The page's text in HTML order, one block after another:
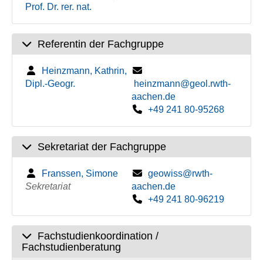
Prof. Dr. rer. nat.
Referentin der Fachgruppe
Heinzmann, Kathrin,
Dipl.-Geogr.
heinzmann@geol.rwth-
aachen.de
+49 241 80-95268
Sekretariat der Fachgruppe
Franssen, Simone
Sekretariat
geowiss@rwth-
aachen.de
+49 241 80-96219
Fachstudienkoordination /
Fachstudienberatung